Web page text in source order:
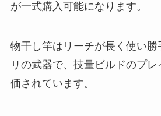
が一式購入可能になります。
物干し竿はリーチが長く使い
リの武器で、技量ビルドのプ
価されています。